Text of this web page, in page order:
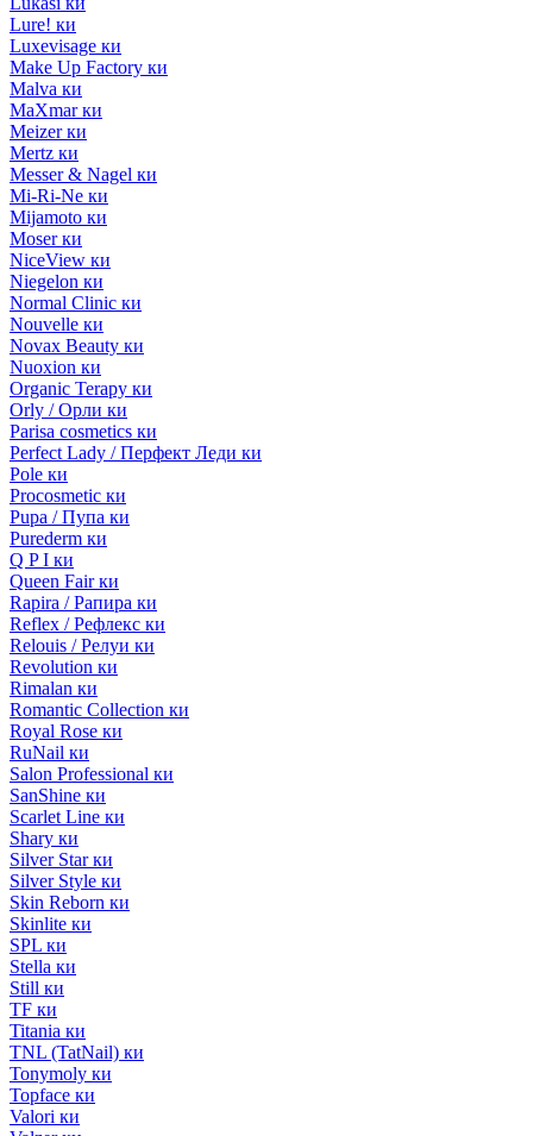
Lure! ки
Luxevisage ки
Make Up Factory ки
Malva ки
MaXmar ки
Meizer ки
Mertz ки
Messer & Nagel ки
Mi-Ri-Ne ки
Mijamoto ки
Moser ки
NiceView ки
Niegelon ки
Normal Clinic ки
Nouvelle ки
Novax Beauty ки
Nuoxion ки
Organic Terapy ки
Orly / Орли ки
Parisa cosmetics ки
Perfect Lady / Перфект Леди ки
Pole ки
Procosmetic ки
Pupa / Пупа ки
Purederm ки
Q P I ки
Queen Fair ки
Rapira / Рапира ки
Reflex / Рефлекс ки
Relouis / Релуи ки
Revolution ки
Rimalan ки
Romantic Collection ки
Royal Rose ки
RuNail ки
Salon Professional ки
SanShine ки
Scarlet Line ки
Shary ки
Silver Star ки
Silver Style ки
Skin Reborn ки
Skinlite ки
SPL ки
Stella ки
Still ки
TF ки
Titania ки
TNL (TatNail) ки
Tonymoly ки
Topface ки
Valori ки